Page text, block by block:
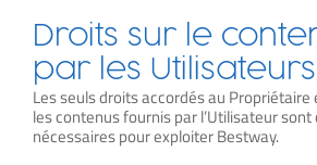
Droits sur le
par les Utilisateurs
Les seuls droits accordés au Propriétaire
les contenus fournis par l’Utilisateur
nécessaires pour exploiter Bestway.